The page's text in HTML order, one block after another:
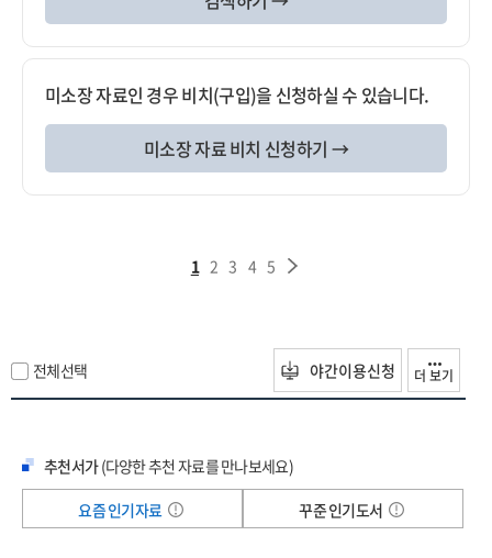
미소장 자료인 경우 비치(구입)을 신청하실 수 있습니다.
미소장 자료 비치 신청하기 →
1 2 3 4 5
전체선택 야간이용신청 더 보기
추천서가(다양한 추천 자료를 만나보세요)
요즘 인기자료
꾸준 인기도서